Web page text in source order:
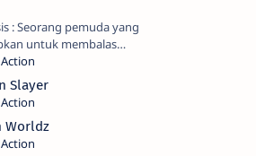
yang
untuk membalas
seorang seniman bela diri
yang dikhianati oleh anak
Slayer
Worldz